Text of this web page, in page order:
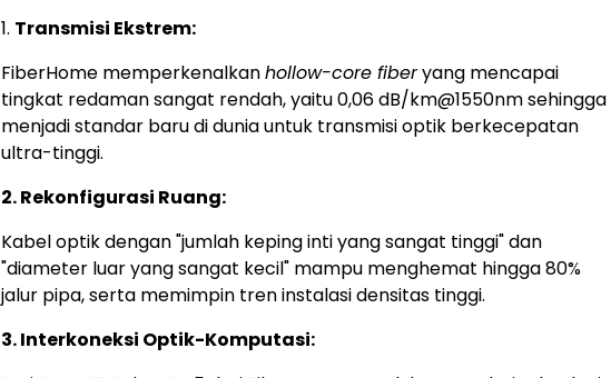
1. Transmisi Ekstrem:
FiberHome memperkenalkanhollow-core fiberyang mencapai
tingkat redaman sangat rendah, yaitu 0,06 dB/km@1550nm sehingga
menjadi standar baru di dunia untuk transmisi optik berkecepatan
ultra-tinggi.
2. Rekonfigurasi Ruang:
Kabel optik dengan "jumlah keping inti yang sangat tinggi" dan
"diameter luar yang sangat kecil" mampu menghemat hingga 80%
jalur pipa, serta memimpin tren instalasi densitas tinggi.
3. Interkoneksi Optik-Komputasi: